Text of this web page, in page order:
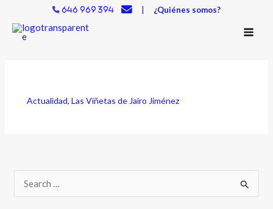
contenido
646 969 394 | ¿Quiénes somos?
Actualidad,Las Viñetas de Jairo Jiménez